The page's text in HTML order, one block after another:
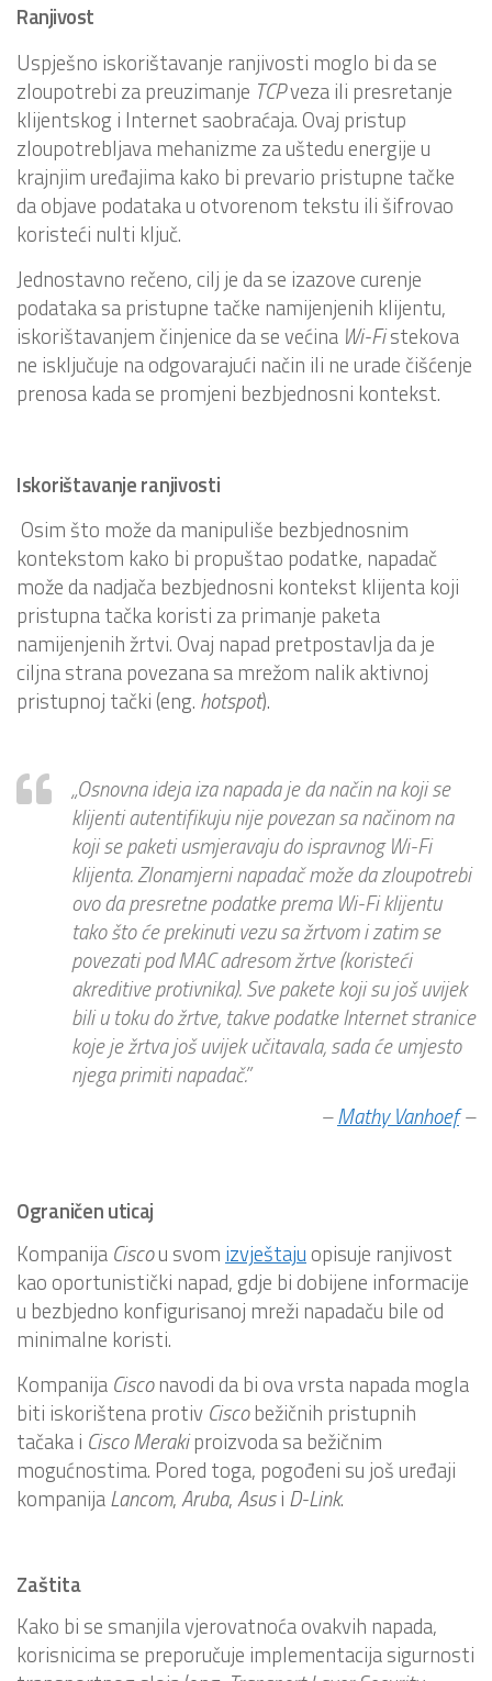
Ranjivost
Uspješno iskorištavanje ranjivosti moglo bi da se
zloupotrebi za preuzimanje TCPveza ili presretanje
klijentskog i Internet saobraćaja. Ovaj pristup
zloupotrebljava mehanizme za uštedu energije u
krajnjim uređajima kako bi prevario pristupne tačke
da objave podataka u otvorenom tekstu ili šifrovao
koristeći nulti ključ.
Jednostavno rečeno, cilj je da se izazove curenje
podataka sa pristupne tačke namijenjenih klijentu,
iskorištavanjem činjenice da se većina Wi-Fistekova
ne isključuje na odgovarajući način ili ne urade čišćenje
prenosa kada se promjeni bezbjednosni kontekst.
Iskorištavanje ranjivosti
Osim što može da manipuliše bezbjednosnim
kontekstom kako bi propuštao podatke, napadač
može da nadjača bezbjednosni kontekst klijenta koji
pristupna tačka koristi za primanje paketa
namijenjenih žrtvi. Ovaj napad pretpostavlja da je
ciljna strana povezana sa mrežom nalik aktivnoj
pristupnoj tački (eng. hotspot).
„Osnovna ideja iza napada je da način na koji se
klijenti autentifikuju nije povezan sa načinom na
koji se paketi usmjeravaju do ispravnogWi-Fi
klijenta. Zlonamjerni napadač može da zloupotrebi
ovo da presretne podatke prema Wi-Fiklijentu
tako što će prekinuti vezu sa žrtvom i zatim se
povezati podMACadresom žrtve (koristeći
akreditive protivnika). Sve pakete koji su još uvijek
bili u toku do žrtve, takve podatke Internet stranice
koje je žrtva još uvijek učitavala, sada će umjesto
njega primiti napadač.”
–Mathy Vanhoef–
Ograničen uticaj
Kompanija Ciscou svom izvještaju opisuje ranjivost
kao oportunistički napad, gdje bi dobijene informacije
u bezbjedno konfigurisanoj mreži napadaču bile od
minimalne koristi.
Kompanija Cisconavodi da bi ova vrsta napada mogla
biti iskorištena protiv Ciscobežičnih pristupnih
tačaka i CiscoMerakiproizvoda sa bežičnim
mogućnostima. Pored toga, pogođeni su još uređaji
kompanijaLancom,Aruba,Asusi D-Link.
Zaštita
Kako bi se smanjila vjerovatnoća ovakvih napada,
korisnicima se preporučuje implementacija sigurnosti